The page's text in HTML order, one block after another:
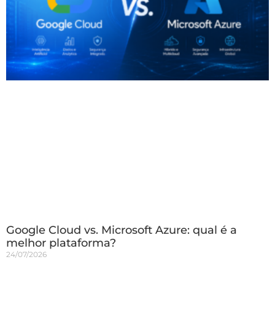
Google Cloud vs. Microsoft Azure: qual é a
melhor plataforma?
24/07/2026